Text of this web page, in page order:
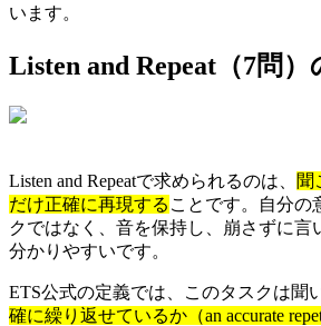
います。
Listen and Repeat（7問
Listen and Repeatで求められるのは、 聞
だけ正確に再現する ことです。自分の
クではなく、音を保持し、崩さずに言
分かりやすいです。
ETS公式の定義では、このタスクは聞
確に繰り返せているか（an accurate